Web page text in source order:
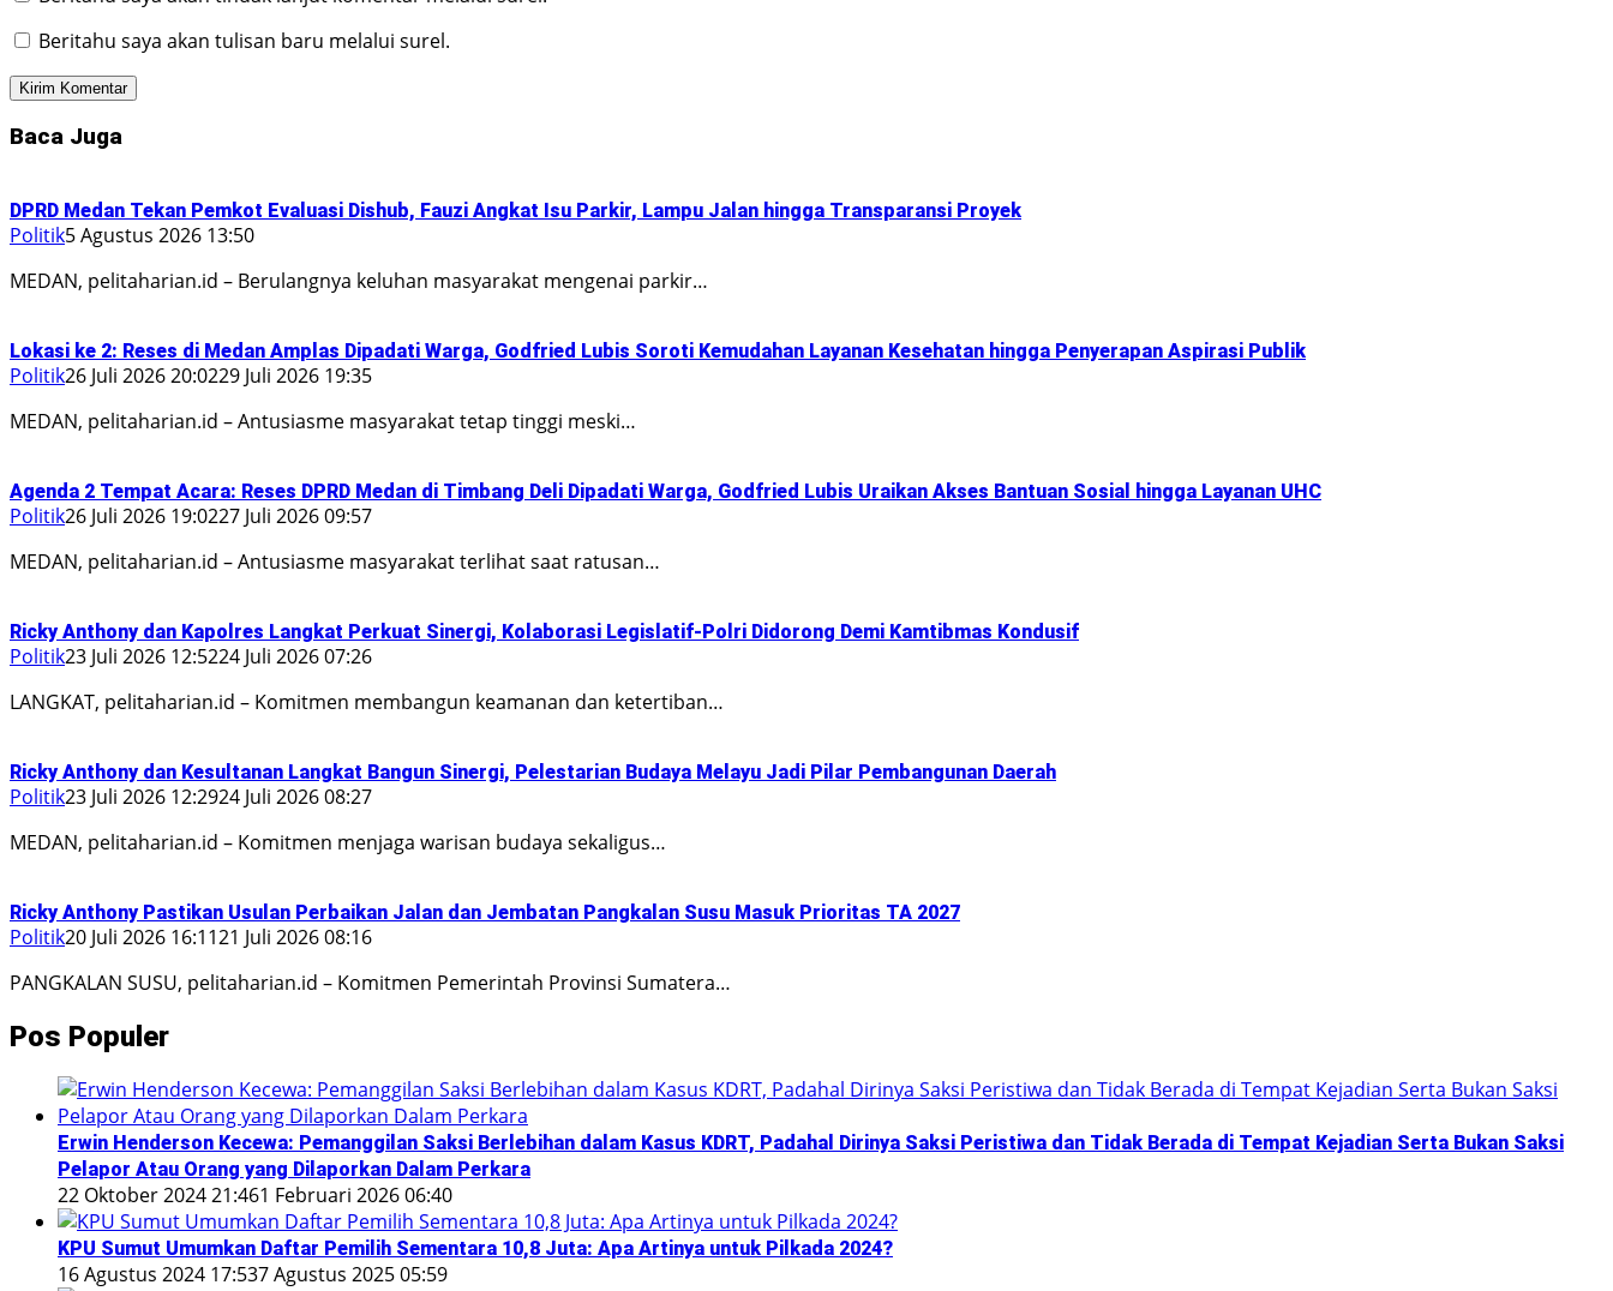
Beritahu saya akan tulisan baru melalui surel.
Baca Juga
DPRD Medan Tekan Pemkot Evaluasi Dishub, Fauzi Angkat Isu Parkir, Lampu Jalan hingga Transparansi Proyek
Politik5 Agustus 2026 13:50
MEDAN, pelitaharian.id – Berulangnya keluhan masyarakat mengenai parkir…
Lokasi ke 2: Reses di Medan Amplas Dipadati Warga, Godfried Lubis Soroti Kemudahan Layanan Kesehatan hingga Penyerapan Aspirasi Publik
Politik26 Juli 2026 20:0229 Juli 2026 19:35
MEDAN, pelitaharian.id – Antusiasme masyarakat tetap tinggi meski…
Agenda 2 Tempat Acara: Reses DPRD Medan di Timbang Deli Dipadati Warga, Godfried Lubis Uraikan Akses Bantuan Sosial hingga Layanan UHC
Politik26 Juli 2026 19:0227 Juli 2026 09:57
MEDAN, pelitaharian.id – Antusiasme masyarakat terlihat saat ratusan…
Ricky Anthony dan Kapolres Langkat Perkuat Sinergi, Kolaborasi Legislatif-Polri Didorong Demi Kamtibmas Kondusif
Politik23 Juli 2026 12:5224 Juli 2026 07:26
LANGKAT, pelitaharian.id – Komitmen membangun keamanan dan ketertiban…
Ricky Anthony dan Kesultanan Langkat Bangun Sinergi, Pelestarian Budaya Melayu Jadi Pilar Pembangunan Daerah
Politik23 Juli 2026 12:2924 Juli 2026 08:27
MEDAN, pelitaharian.id – Komitmen menjaga warisan budaya sekaligus…
Ricky Anthony Pastikan Usulan Perbaikan Jalan dan Jembatan Pangkalan Susu Masuk Prioritas TA 2027
Politik20 Juli 2026 16:1121 Juli 2026 08:16
PANGKALAN SUSU, pelitaharian.id – Komitmen Pemerintah Provinsi Sumatera…
Pos Populer
Erwin Henderson Kecewa: Pemanggilan Saksi Berlebihan dalam Kasus KDRT, Padahal Dirinya Saksi Peristiwa dan Tidak Berada di Tempat Kejadian Serta Bukan Saksi
Pelapor Atau Orang yang Dilaporkan Dalam Perkara
22 Oktober 2024 21:461 Februari 2026 06:40
KPU Sumut Umumkan Daftar Pemilih Sementara 10,8 Juta: Apa Artinya untuk Pilkada 2024?
16 Agustus 2024 17:537 Agustus 2025 05:59